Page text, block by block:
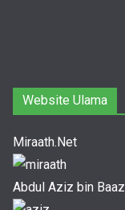
Website Ulama
Miraath.Net
Abdul Aziz bin Baaz